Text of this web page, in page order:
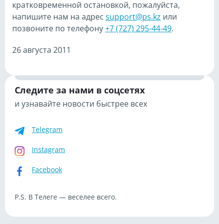
кратковременной остановкой, пожалуйста,
напишите нам на адрес support@ps.kz или
позвоните по телефону+7 (727) 295-44-49.
26 августа 2011
Следите за нами в соцсетях
и узнавайте новости быстрее всех
Telegram
Instagram
Facebook
P.S. В Телеге — веселее всего.